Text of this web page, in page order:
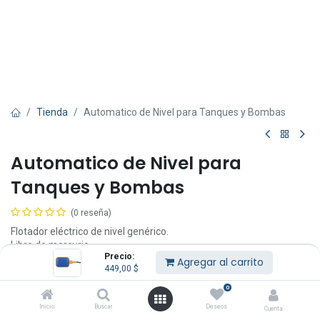
Precio:
449,00 $ Agregar al carrito
Inicio Buscar
0
Deseos Cuenta
Tienda Automatico de Nivel para Tanques y Bombas
Automatico de Nivel para
Tanques y Bombas
(0 reseña)
Flotador eléctrico de nivel genérico.
Libre de mercurio.
Función llenado / vaciado de tanque.
Voltaje / frecuencia: 250V AC, 50/60Hz.
Grado de protección: IP 68.
Máx. temperatura de trabajo: 55°.